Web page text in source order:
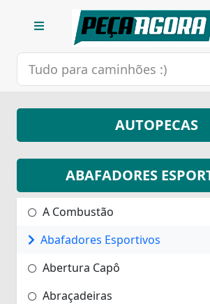
AUTOPECAS
ABAFADORES
A Combustão
Abafadores Esportivos
Abertura Capô
Abraçadeiras